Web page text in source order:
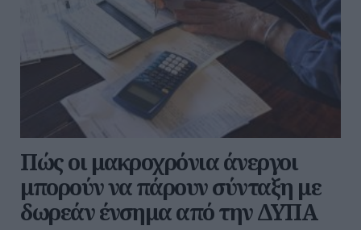
Πώς οι μακροχρόνια άνεργοι
μπορούν να πάρουν σύνταξη με
δωρεάν ένσημα από την ΔΥΠΑ